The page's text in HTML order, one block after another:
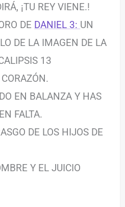
¡TU REY VIENE.!
DE DANIEL 3: UN
DE LA IMAGEN DE LA
13
EN BALANZA Y HAS
FALTA.
DE LOS HIJOS DE
Y EL JUICIO